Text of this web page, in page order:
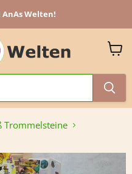
Welten!
Trommelsteine